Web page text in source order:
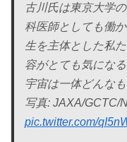
古川氏は東京大学
科医師としても働
生を主体とした私
容がとても気にな
宇宙は一体どんな
写真: JAXA/GCTC/
pic.twitter.com/